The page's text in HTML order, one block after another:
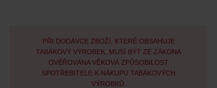
PŘI DODÁVCE ZBOŽÍ, KTERÉ OBSAHUJE
TABÁKOVÝ VÝROBEK, MUSÍ BÝT ZE ZÁKONA
OVĚŘOVÁNA VĚKOVÁ ZPŮSOBILOST
SPOTŘEBITELE K NÁKUPU TABÁKOVÝCH
VÝROBKŮ.